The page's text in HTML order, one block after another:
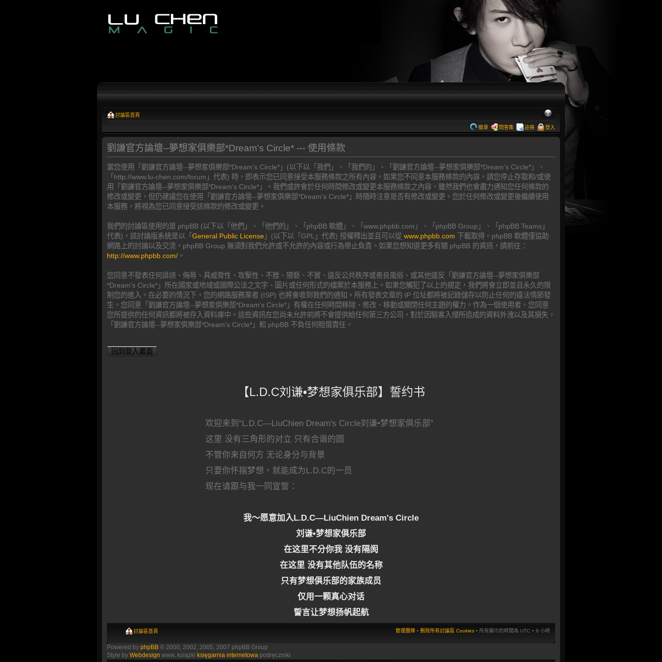
討論區首頁
搜尋 問答集 註冊 登入
劉謙官方論壇--夢想家俱樂部*Dream's Circle* --- 使用條款
當您使用「劉謙官方論壇--夢想家俱樂部*Dream's Circle*」(以下以「我們」、「我們的」、「劉謙官方論壇--夢想家俱樂部*Dream's Circle*」、
「http://www.lu-chen.com/forum」代表) 時，即表示您已同意接受本服務條款之所有內容。如果您不同意本服務條款的內容，請您停止存取和/或使
用「劉謙官方論壇--夢想家俱樂部*Dream's Circle*」。我們或許會於任何時間修改或變更本服務條款之內容，雖然我們也會盡力通知您任何條款的
修改或變更，但仍建議您在使用「劉謙官方論壇--夢想家俱樂部*Dream's Circle*」時隨時注意是否有修改或變更。您於任何修改或變更後繼續使用
本服務，將視為您已同意接受該條款的修改或變更。
我們的討論區使用的是 phpBB (以下以「他們」、「他們的」、「phpBB 軟體」、「www.phpbb.com」、「phpBB Group」、「phpBB Teams」
代表)，該討論版系統是以「General Public License 」(以下以「GPL」代表) 授權釋出並且可以從 www.phpbb.com 下載取得。phpBB 軟體僅協助
網路上的討論以及交流，phpBB Group 無須對我們允許或不允許的內容或行為舉止負責。如果您想知道更多有關 phpBB 的資訊，請前往：
http://www.phpbb.com/ 。
您同意不發表任何誹謗、侮辱、具威脅性、攻擊性、不雅、猥褻、不實、違反公共秩序或善良風俗、或其他違反「劉謙官方論壇--夢想家俱樂部
*Dream's Circle*」所在國家或地域或國際公法之文字、圖片或任何形式的檔案於本服務上。如果您觸犯了以上的規定，我們將會立即並且永久的限
制您的進入。在必要的情況下，您的網路服務業者 (ISP) 也將會收到我們的通知。所有發表文章的 IP 位址都將被記錄儲存以防止任何的違法情節發
生。您同意「劉謙官方論壇--夢想家俱樂部*Dream's Circle*」有權在任何時間移除、修改、移動或關閉任何主題的權力。作為一個使用者，您同意
您所提供的任何資訊都將被存入資料庫中。這些資訊在您尚未允許前將不會提供給任何第三方公司，對於因駭客入侵所造成的資料外洩以及其損失，
「劉謙官方論壇--夢想家俱樂部*Dream's Circle*」和 phpBB 不負任何賠償責任。
回到登入畫面
【L.D.C刘谦•梦想家俱乐部】誓约书
欢迎来到“L.D.C—LiuChien Dream's Circle刘谦•梦想家俱乐部”
这里 没有三角形的对立 只有合谐的圆
不管你来自何方 无论身分与背景
只要你怀揣梦想，就能成为L.D.C的一员
现在请跟与我一同宣誓：
我～愿意加入L.D.C—LiuChien Dream's Circle
刘谦•梦想家俱乐部
在这里不分你我 没有隔阂
在这里 没有其他队伍的名称
只有梦想俱乐部的家族成员
仅用一颗真心对话
誓言让梦想扬帆起航
討論區首頁 管理團隊 • 刪除所有討論區 Cookies • 所有顯示的時間為 UTC + 8 小時
Powered by phpBB © 2000, 2002, 2005, 2007 phpBB Group
Style by Webdesign www, książki księgarnia internetowa podręczniki